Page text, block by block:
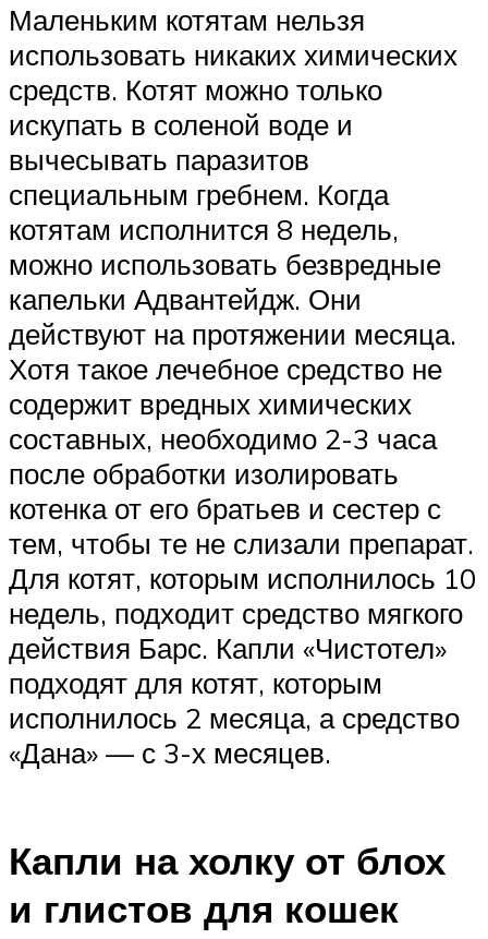
Маленьким котятам нельзя
использовать никаких химических
средств. Котят можно только
искупать в соленой воде и
вычесывать паразитов
специальным гребнем. Когда
котятам исполнится 8 недель,
можно использовать безвредные
капельки Адвантейдж. Они
действуют на протяжении месяца.
Хотя такое лечебное средство не
содержит вредных химических
составных, необходимо 2-3 часа
после обработки изолировать
котенка от его братьев и сестер с
тем, чтобы те не слизали препарат.
Для котят, которым исполнилось 10
недель, подходит средство мягкого
действия Барс. Капли «Чистотел»
подходят для котят, которым
исполнилось 2 месяца, а средство
«Дана» — с 3-х месяцев.
Капли на холку от блох
и глистов для кошек